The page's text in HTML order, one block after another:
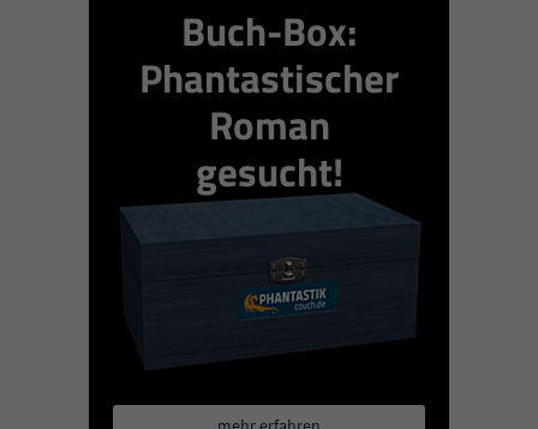
Buch-Box:
Phantastischer
Roman
gesucht!